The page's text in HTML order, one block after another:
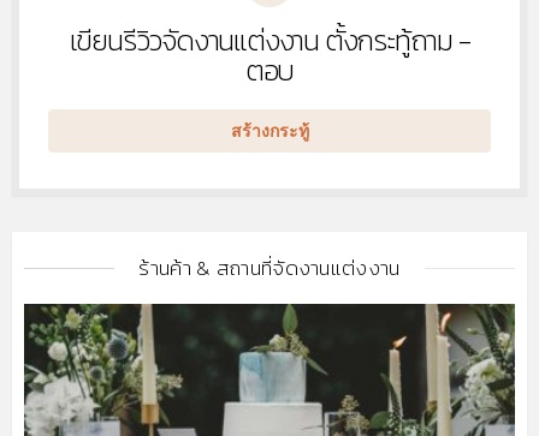
หัวข้อ
ใหม่เขียนรีวิวจัดงานแต่งงาน ตั้งกระทู้ถาม -
ตอบ
สร้างกระทู้
ร้านค้า & สถานที่จัดงานแต่งงาน